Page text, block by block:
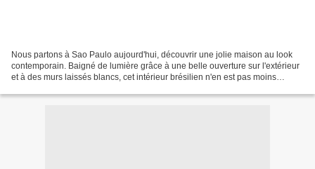
Nous partons à Sao Paulo aujourd'hui, découvrir une jolie maison au look
contemporain. Baigné de lumière grâce à une belle ouverture sur l'extérieur
et à des murs laissés blancs, cet intérieur brésilien n'en est pas moins